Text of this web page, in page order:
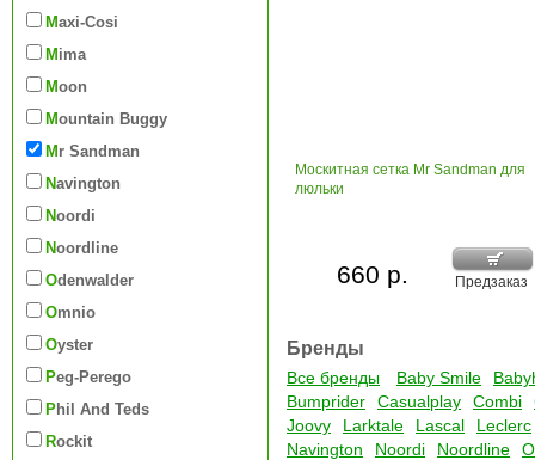
Maxi-Cosi
Mima
Moon
Mountain Buggy
Mr Sandman
Navington
Noordi
Noordline
Odenwalder
Omnio
Oyster
Peg-Perego
Phil And Teds
Rockit
Москитная сетка Mr Sandman для
люльки
Предзаказ
660 р.
Бренды
Все бренды Baby Smile
Bumprider
Casualplay Combi
Joovy
Larktale Lascal
Leclerc
Navington
Noordi Noordline